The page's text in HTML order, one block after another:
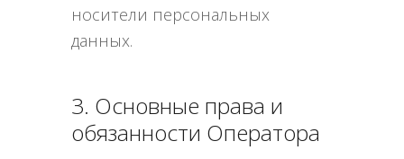
носители персональных
данных.
3. Основные права и
обязанности Оператора